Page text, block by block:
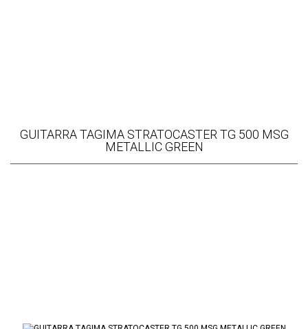
GUITARRA TAGIMA STRATOCASTER TG 500 MSG
METALLIC GREEN